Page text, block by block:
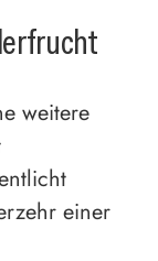
weitere
einer